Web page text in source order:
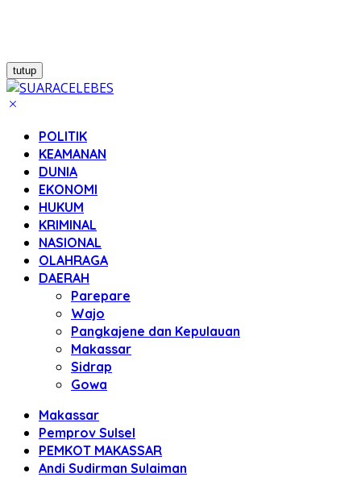
tutup
POLITIK
KEAMANAN
DUNIA
EKONOMI
HUKUM
KRIMINAL
NASIONAL
OLAHRAGA
DAERAH
Parepare
Wajo
Pangkajene dan Kepulauan
Makassar
Sidrap
Gowa
Makassar
Pemprov Sulsel
PEMKOT MAKASSAR
Andi Sudirman Sulaiman